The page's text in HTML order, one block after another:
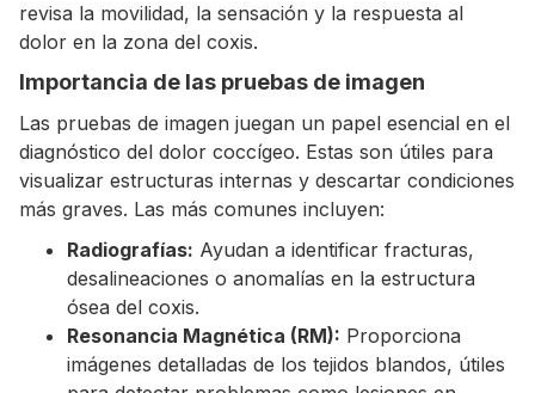
revisa la movilidad, la sensación y la respuesta al
dolor en la zona del coxis.
Importancia de las pruebas de imagen
Las pruebas de imagen juegan un papel esencial en el
diagnóstico del dolor coccígeo. Estas son útiles para
visualizar estructuras internas y descartar condiciones
más graves. Las más comunes incluyen:
Radiografías: Ayudan a identificar fracturas,
desalineaciones o anomalías en la estructura
ósea del coxis.
Resonancia Magnética (RM): Proporciona
imágenes detalladas de los tejidos blandos, útiles